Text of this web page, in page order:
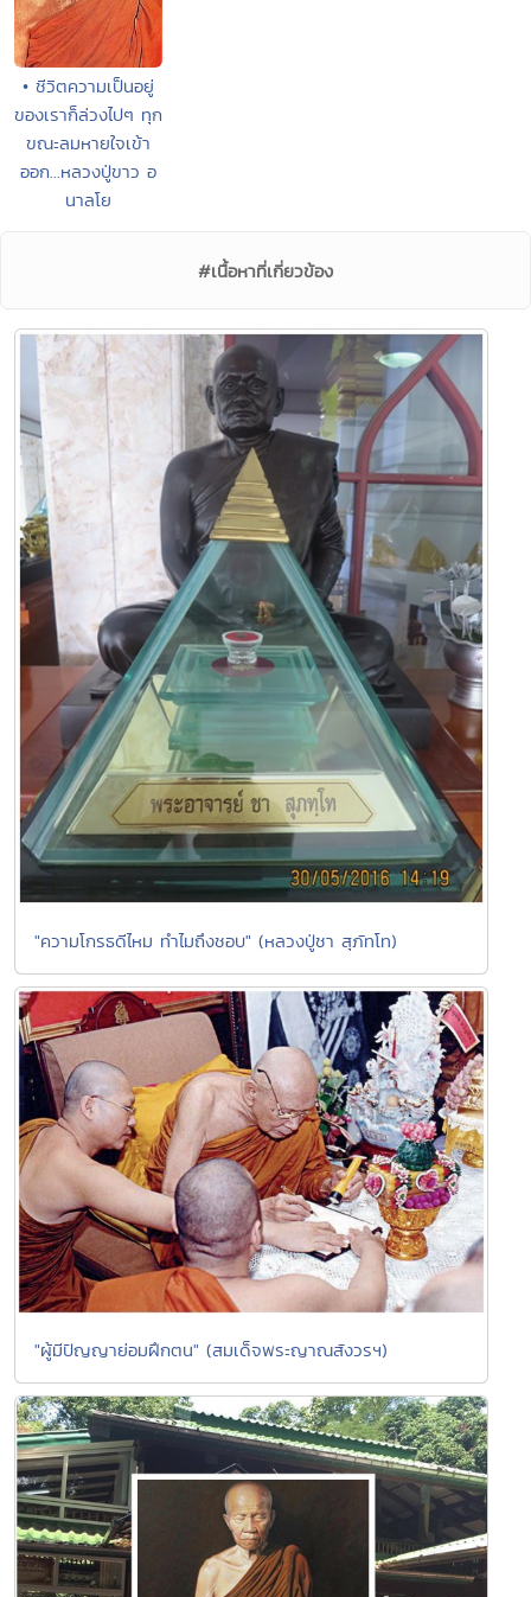
• ชีวิตความเป็นอยู่
ของเราก็ล่วงไปๆ ทุก
ขณะลมหายใจเข้า
ออก...หลวงปู่ขาว อ
นาลโย
#เนื้อหาที่เกี่ยวข้อง
"ความโกรธดีไหม ทำไมถึงชอบ" (หลวงปู่ชา สุภัทโท)
"ผู้มีปัญญาย่อมฝึกตน" (สมเด็จพระญาณสังวรฯ)